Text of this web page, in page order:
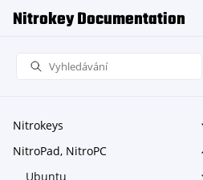
Nitrokey Documentation
Nitrokeys
NitroPad, NitroPC
Ubuntu